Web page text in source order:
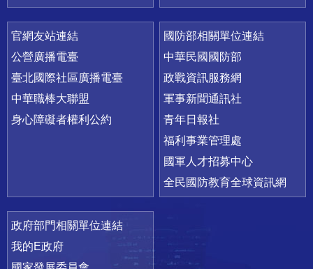
官網友站連結
公營廣播電臺
臺北國際社區廣播電臺
中華職棒大聯盟
身心障礙者權利公約
國防部相關單位連結
中華民國國防部
政戰資訊服務網
軍事新聞通訊社
青年日報社
福利事業管理處
國軍人才招募中心
全民國防教育全球資訊網
政府部門相關單位連結
我的E政府